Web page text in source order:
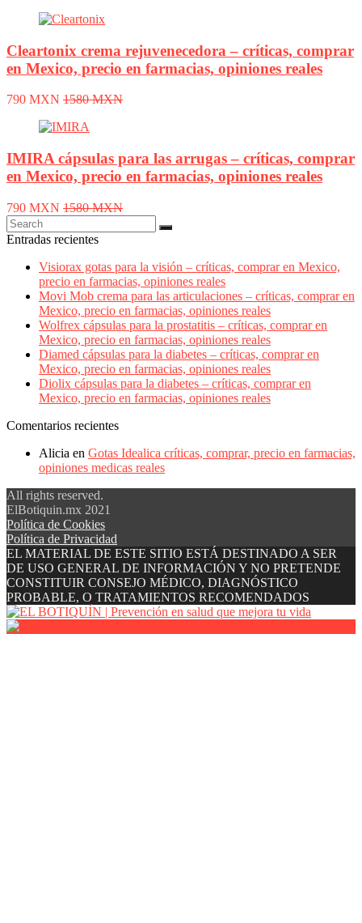
Cleartonix crema rejuvenecedora – críticas, comprar
en Mexico, precio en farmacias, opiniones reales
790 MXN 1580 MXN
IMIRA cápsulas para las arrugas – críticas, comprar
en Mexico, precio en farmacias, opiniones reales
790 MXN 1580 MXN
Entradas recientes
Visiorax gotas para la visión – críticas, comprar en Mexico,
precio en farmacias, opiniones reales
Movi Mob crema para las articulaciones – críticas, comprar en
Mexico, precio en farmacias, opiniones reales
Wolfrex cápsulas para la prostatitis – críticas, comprar en
Mexico, precio en farmacias, opiniones reales
Diamed cápsulas para la diabetes – críticas, comprar en
Mexico, precio en farmacias, opiniones reales
Diolix cápsulas para la diabetes – críticas, comprar en
Mexico, precio en farmacias, opiniones reales
Comentarios recientes
Alicia en Gotas Idealica críticas, comprar, precio en farmacias,
opiniones medicas reales
All rights reserved.
ElBotiquin.mx 2021
Política de Cookies
Política de Privacidad
EL MATERIAL DE ESTE SITIO ESTÁ DESTINADO A SER
DE USO GENERAL DE INFORMACIÓN Y NO PRETENDE
CONSTITUIR CONSEJO MÉDICO, DIAGNÓSTICO
PROBABLE, O TRATAMIENTOS RECOMENDADOS